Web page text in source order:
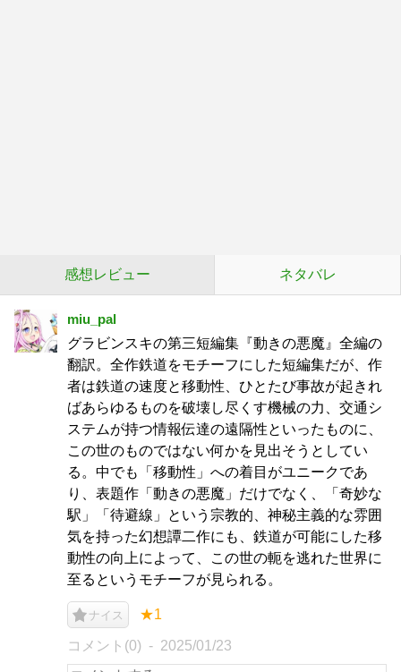
感想レビュー ネタバレ
miu_pal
グラビンスキの第三短編集『動きの悪魔』全編の
翻訳。全作鉄道をモチーフにした短編集だが、作
者は鉄道の速度と移動性、ひとたび事故が起きれ
ばあらゆるものを破壊し尽くす機械の力、交通シ
ステムが持つ情報伝達の遠隔性といったものに、
この世のものではない何かを見出そうとしてい
る。中でも「移動性」への着目がユニークであ
り、表題作「動きの悪魔」だけでなく、「奇妙な
駅」「待避線」という宗教的、神秘主義的な雰囲
気を持った幻想譚二作にも、鉄道が可能にした移
動性の向上によって、この世の軛を逃れた世界に
至るというモチーフが見られる。
ナイス ★1
コメント(0) 2025/01/23